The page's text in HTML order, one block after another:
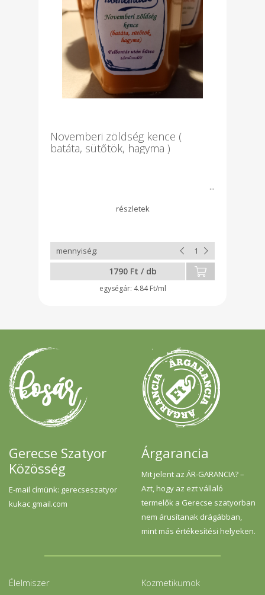
Novemberi zöldség kence (
batáta, sütőtök, hagyma )
1790 Ft / db
4.84 Ft/ml
Gerecse Szatyor
Közösség
E-mail címünk: gerecseszatyor
kukac gmail.com
Árgarancia
Mit jelent az ÁR-GARANCIA? –
Azt, hogy az ezt vállaló
termelők a Gerecse szatyorban
nem árusítanak drágábban,
mint más értékesítési helyeken.
Élelmiszer
Kozmetikumok